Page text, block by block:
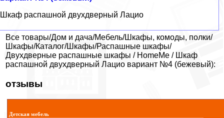
Шкаф распашной двухдверный Лацио
Все товары/Дом и дача/Мебель/Шкафы, комоды, полки/
Шкафы/Каталог/Шкафы/Распашные шкафы/
Двухдверные распашные шкафы / HomeMe / Шкаф
распашной двухдверный Лацио вариант №4 (бежевый):
отзывы
Детская мебель